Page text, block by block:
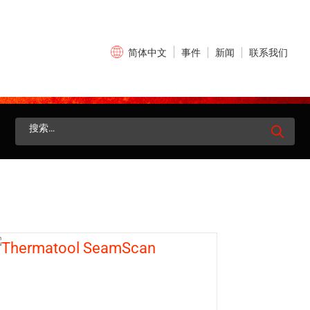
简体中文 事件 新闻 联系我们
搜